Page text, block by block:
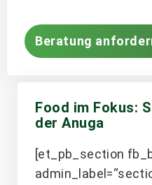
Beratung
Food im Fokus:
der Anuga
[et_pb_section